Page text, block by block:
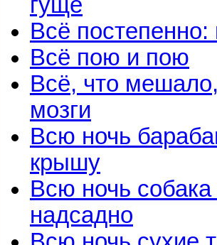
гуще
Всё постепенно:
Всё пою и пою
Всё, что
мозги
Всю ночь
крышу
Всю ночь
надсадно